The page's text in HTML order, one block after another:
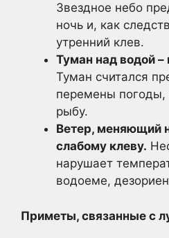
Звездное небо
ночь и, как
утренний клев.
Туман над водой –
Туман считался
перемены погоды,
рыбу.
Ветер, меняющий
слабому клеву.
нарушает
водоеме,
Приметы, связанные с